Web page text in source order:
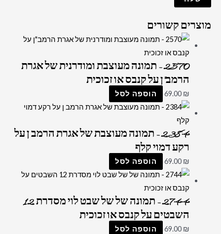
מוצרים קשורים
2570 – תמונה מעוצבת ומודרנית של אגרת
הרמב"ן על קנבס או זכוכית
69.00 ₪ הוספה לסל
2384 – תמונה מעוצבת של אגרת הרמב ן על
רקע דמוי קלף
69.00 ₪ הוספה לסל
2744 – תמונה של של שבט לוי מסדרת 12
השבטים על קנבס או זכוכית
69.00 ₪ הוספה לסל